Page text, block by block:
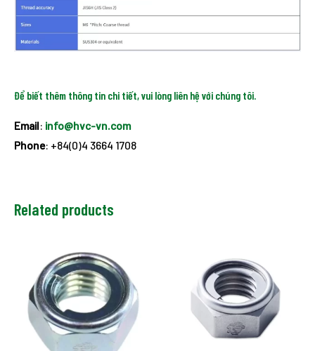
Để biết thêm thông tin chi tiết, vui lòng liên hệ với chúng tôi.
Email: info@hvc-vn.com
Phone: +84(0)4 3664 1708
Related products